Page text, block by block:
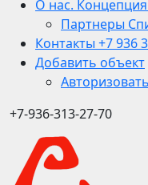
О нас.
Партнеры
Контакты +7 936
Добавить объект
+7-936-313-27-70